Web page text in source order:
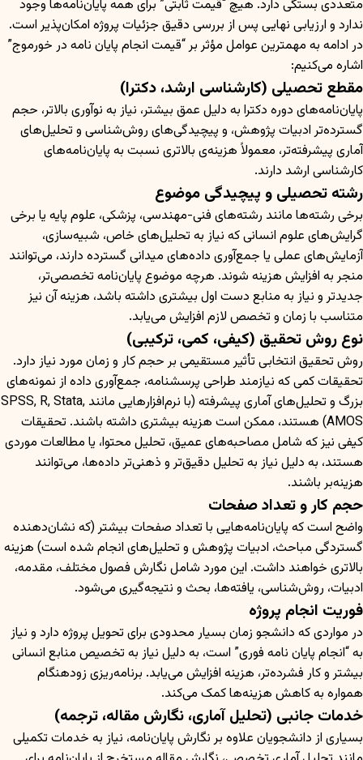
متعددی بستگی دارد. هیچ “قیمت ثابتی” برای همه پایان‌نامه‌ها وجود
ندارد و ارزیابی نهایی پس از بررسی دقیق جزئیات پروژه امکان‌پذیر است.
در ادامه به مهمترین عوامل مؤثر بر “قیمت انجام پایان نامه در خورموج”
اشاره می‌کنیم:
مقطع تحصیلی (کارشناسی ارشد، دکترا)
پایان‌نامه‌های دوره دکترا به دلیل عمق بیشتر، نیاز به نوآوری بالاتر، حجم
گسترده‌تر ادبیات پژوهش، و پیچیدگی‌های روش‌شناسی و تحلیل‌های
آماری پیشرفته‌تر، معمولاً هزینه‌ی بالاتری نسبت به پایان‌نامه‌های
کارشناسی ارشد دارند.
رشته تحصیلی و پیچیدگی موضوع
برخی رشته‌ها مانند رشته‌های فنی-مهندسی، پزشکی، علوم پایه یا برخی
گرایش‌های علوم انسانی که نیاز به تحلیل‌های خاص، شبیه‌سازی،
آزمایش‌های عملی یا جمع‌آوری داده‌های میدانی گسترده دارند، می‌توانند
منجر به افزایش هزینه شوند. هرچه موضوع پایان‌نامه تخصصی‌تر،
جدیدتر و نیاز به منابع دست اول بیشتری داشته باشد، هزینه آن نیز
متناسب با زمان و تخصص لازم افزایش می‌یابد.
نوع روش تحقیق (کیفی، کمی، ترکیبی)
روش تحقیق انتخابی تأثیر مستقیمی بر حجم کار و زمان مورد نیاز دارد.
تحقیقات کمی که نیازمند طراحی پرسشنامه، جمع‌آوری داده از نمونه‌های
بزرگ و تحلیل‌های آماری پیشرفته (با نرم‌افزارهایی مانند SPSS, R, Stata,
AMOS) هستند، ممکن است هزینه بیشتری داشته باشند. تحقیقات
کیفی نیز که شامل مصاحبه‌های عمیق، تحلیل محتوا، یا مطالعات موردی
هستند، به دلیل نیاز به تحلیل دقیق‌تر و ذهنی‌تر داده‌ها، می‌توانند
هزینه‌بر باشند.
حجم کار و تعداد صفحات
واضح است که پایان‌نامه‌هایی با تعداد صفحات بیشتر (که نشان‌دهنده
گستردگی مباحث، ادبیات پژوهش و تحلیل‌های انجام شده است) هزینه
بالاتری خواهند داشت. این مورد شامل نگارش فصول مختلف، مقدمه،
ادبیات، روش‌شناسی، یافته‌ها، بحث و نتیجه‌گیری می‌شود.
فوریت انجام پروژه
در مواردی که دانشجو زمان بسیار محدودی برای تحویل پروژه دارد و نیاز
به “انجام پایان نامه فوری” است، به دلیل نیاز به تخصیص منابع انسانی
بیشتر و کار فشرده‌تر، هزینه افزایش می‌یابد. برنامه‌ریزی زودهنگام
همواره به کاهش هزینه‌ها کمک می‌کند.
خدمات جانبی (تحلیل آماری، نگارش مقاله، ترجمه)
بسیاری از دانشجویان علاوه بر نگارش پایان‌نامه، نیاز به خدمات تکمیلی